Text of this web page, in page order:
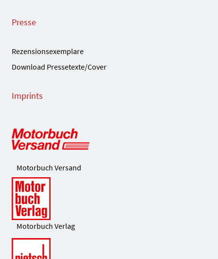
Presse
Rezensionsexemplare
Download Pressetexte/Cover
Imprints
Motorbuch Versand
Motorbuch Verlag